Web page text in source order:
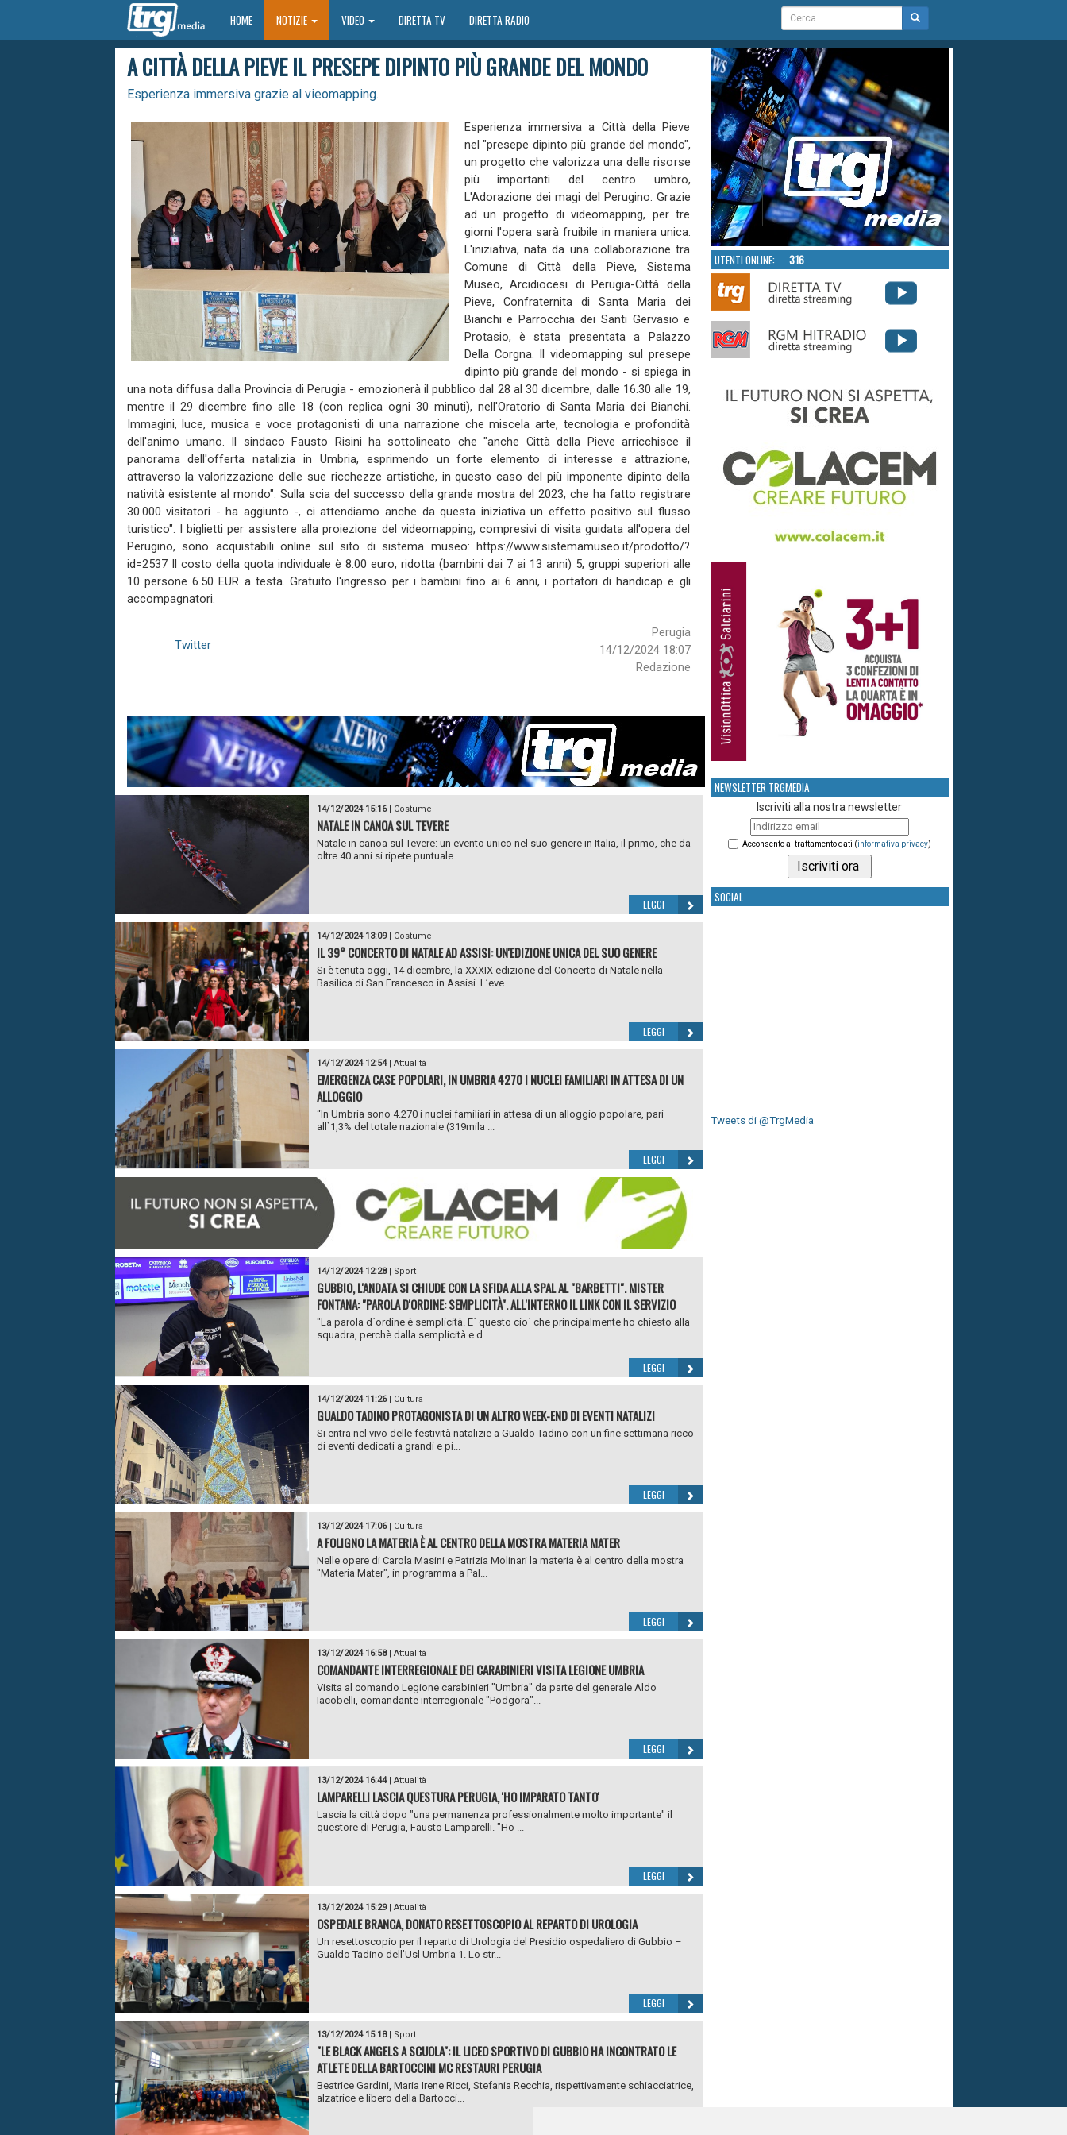
HOMEHOME NOTIZIE VIDEO DIRETTA TV DIRETTA RADIO
A CITTÀ DELLA PIEVE IL PRESEPE DIPINTO PIÙ GRANDE DEL MONDO
Esperienza immersiva grazie al vieomapping.
Esperienza immersiva a Città della Pieve
nel "presepe dipinto più grande del mondo",
un progetto che valorizza una delle risorse
più importanti del centro umbro,
L'Adorazione dei magi del Perugino. Grazie
ad un progetto di videomapping, per tre
giorni l'opera sarà fruibile in maniera unica.
L'iniziativa, nata da una collaborazione tra
Comune di Città della Pieve, Sistema
Museo, Arcidiocesi di Perugia-Città della
Pieve, Confraternita di Santa Maria dei
Bianchi e Parrocchia dei Santi Gervasio e
Protasio, è stata presentata a Palazzo
Della Corgna. ll videomapping sul presepe
dipinto più grande del mondo - si spiega in
una nota diffusa dalla Provincia di Perugia - emozionerà il pubblico dal 28 al 30 dicembre, dalle 16.30 alle 19,
mentre il 29 dicembre fino alle 18 (con replica ogni 30 minuti), nell'Oratorio di Santa Maria dei Bianchi.
Immagini, luce, musica e voce protagonisti di una narrazione che miscela arte, tecnologia e profondità
dell'animo umano. Il sindaco Fausto Risini ha sottolineato che "anche Città della Pieve arricchisce il
panorama dell'offerta natalizia in Umbria, esprimendo un forte elemento di interesse e attrazione,
attraverso la valorizzazione delle sue ricchezze artistiche, in questo caso del più imponente dipinto della
natività esistente al mondo". Sulla scia del successo della grande mostra del 2023, che ha fatto registrare
30.000 visitatori - ha aggiunto -, ci attendiamo anche da questa iniziativa un effetto positivo sul flusso
turistico". I biglietti per assistere alla proiezione del videomapping, compresivi di visita guidata all'opera del
Perugino, sono acquistabili online sul sito di sistema museo: https://www.sistemamuseo.it/prodotto/?
id=2537 Il costo della quota individuale è 8.00 euro, ridotta (bambini dai 7 ai 13 anni) 5, gruppi superiori alle
10 persone 6.50 EUR a testa. Gratuito l'ingresso per i bambini fino ai 6 anni, i portatori di handicap e gli
accompagnatori.
Perugia
14/12/2024 18:07
Redazione
Twitter
14/12/2024 15:16| Costume
NATALE IN CANOA SUL TEVERE
Natale in canoa sul Tevere: un evento unico nel suo genere in Italia, il primo, che da
oltre 40 anni si ripete puntuale ...
LEGGI
14/12/2024 13:09| Costume
IL 39° CONCERTO DI NATALE AD ASSISI: UN'EDIZIONE UNICA DEL SUO GENERE
Si è tenuta oggi, 14 dicembre, la XXXIX edizione del Concerto di Natale nella
Basilica di San Francesco in Assisi. L’eve...
LEGGI
14/12/2024 12:54| Attualità
EMERGENZA CASE POPOLARI, IN UMBRIA 4270 I NUCLEI FAMILIARI IN ATTESA DI UN
ALLOGGIO
“In Umbria sono 4.270 i nuclei familiari in attesa di un alloggio popolare, pari
all`1,3% del totale nazionale (319mila ...
LEGGI
14/12/2024 12:28| Sport
GUBBIO, L'ANDATA SI CHIUDE CON LA SFIDA ALLA SPAL AL "BARBETTI". MISTER
FONTANA: "PAROLA D'ORDINE: SEMPLICITÀ". ALL'INTERNO IL LINK CON IL SERVIZIO
"La parola d`ordine è semplicità. E` questo cio` che principalmente ho chiesto alla
squadra, perchè dalla semplicità e d...
LEGGI
14/12/2024 11:26| Cultura
GUALDO TADINO PROTAGONISTA DI UN ALTRO WEEK-END DI EVENTI NATALIZI
Si entra nel vivo delle festività natalizie a Gualdo Tadino con un fine settimana ricco
di eventi dedicati a grandi e pi...
LEGGI
13/12/2024 17:06| Cultura
A FOLIGNO LA MATERIA È AL CENTRO DELLA MOSTRA MATERIA MATER
Nelle opere di Carola Masini e Patrizia Molinari la materia è al centro della mostra
"Materia Mater", in programma a Pal...
LEGGI
13/12/2024 16:58| Attualità
COMANDANTE INTERREGIONALE DEI CARABINIERI VISITA LEGIONE UMBRIA
Visita al comando Legione carabinieri "Umbria" da parte del generale Aldo
Iacobelli, comandante interregionale "Podgora"...
LEGGI
13/12/2024 16:44| Attualità
LAMPARELLI LASCIA QUESTURA PERUGIA, 'HO IMPARATO TANTO'
Lascia la città dopo "una permanenza professionalmente molto importante" il
questore di Perugia, Fausto Lamparelli. "Ho ...
LEGGI
13/12/2024 15:29| Attualità
OSPEDALE BRANCA, DONATO RESETTOSCOPIO AL REPARTO DI UROLOGIA
Un resettoscopio per il reparto di Urologia del Presidio ospedaliero di Gubbio –
Gualdo Tadino dell’Usl Umbria 1. Lo str...
LEGGI
13/12/2024 15:18| Sport
"LE BLACK ANGELS A SCUOLA": IL LICEO SPORTIVO DI GUBBIO HA INCONTRATO LE
ATLETE DELLA BARTOCCINI MC RESTAURI PERUGIA
Beatrice Gardini, Maria Irene Ricci, Stefania Recchia, rispettivamente schiacciatrice,
alzatrice e libero della Bartocci...
UTENTI ONLINE: 316
NEWSLETTER TRGMEDIA
Iscriviti alla nostra newsletter
Acconsento al trattamento dati (informativa privacy)
SOCIAL
Tweets di @TrgMedia